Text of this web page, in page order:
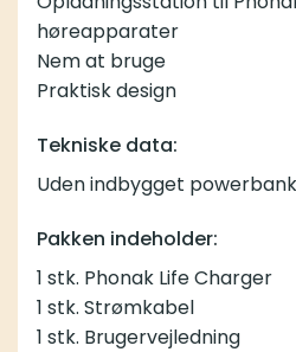
høreapparater
Nem at bruge
Praktisk design
Tekniske data:
Uden indbygget powerbank
Pakken indeholder:
1 stk. Phonak Life Charger
1 stk. Strømkabel
1 stk. Brugervejledning